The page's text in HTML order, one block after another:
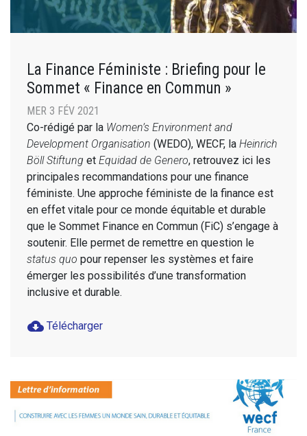
La Finance Féministe : Briefing pour le
Sommet « Finance en Commun »
MER 3 FÉV 2021
Co-rédigé par la Women’s Environment and
Development Organisation (WEDO), WECF, la Heinrich
Böll Stiftung et Equidad de Genero, retrouvez ici les
principales recommandations pour une finance
féministe. Une approche féministe de la finance est
en effet vitale pour ce monde équitable et durable
que le Sommet Finance en Commun (FiC) s’engage à
soutenir. Elle permet de remettre en question le
status quo pour repenser les systèmes et faire
émerger les possibilités d’une transformation
inclusive et durable.
cloud_download Télécharger